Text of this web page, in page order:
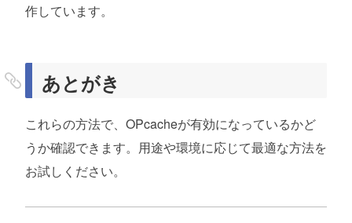
作しています。
あとがき
これらの方法で、OPcacheが有効になっているかど
うか確認できます。用途や環境に応じて最適な方法を
お試しください。